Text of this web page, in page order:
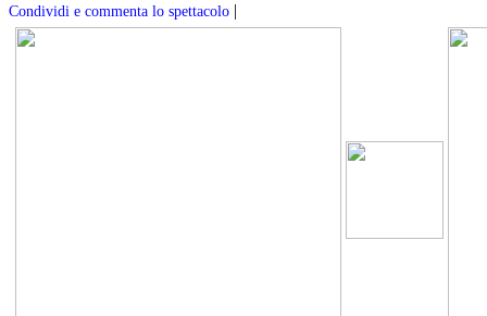
Condividi e commenta lo spettacolo |